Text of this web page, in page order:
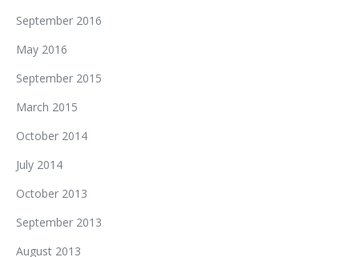
September 2016
May 2016
September 2015
March 2015
October 2014
July 2014
October 2013
September 2013
August 2013